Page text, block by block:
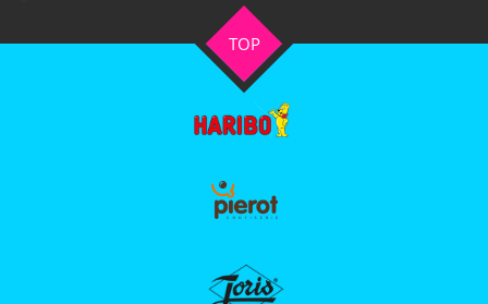
TOP